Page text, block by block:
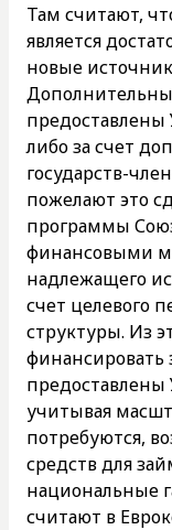
Там считают,
является
новые
предоставлены
либо за счет
государств-
пожелают это
программы
финансовыми
надлежащего
счет целевого
структуры. Из
финансировать
предоставлены
учитывая
потребуются,
средств для
национальные
считают в